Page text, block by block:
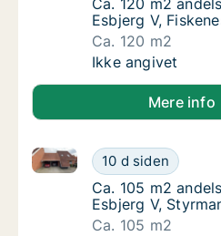
Ca. 120 m2
Ca. 120 m2
Esbjerg V,
Ca. 120 m2
Ca. 120 m2
Ikke angivet
Mere info
Ca. 105 m2
10 d siden
Ca. 105 m2 andelsbolig
Ca. 105 m2
Ca. 105 m2
Esbjerg V,
Ca. 105 m2